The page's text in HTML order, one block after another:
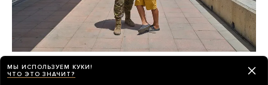
После миграционного кризиса
в испанской Сеуте остаются больше
МЫ ИСПОЛЬЗУЕМ КУКИ!
ЧТО ЭТО ЗНАЧИТ?